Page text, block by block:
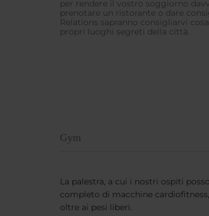
per rendere il vostro soggiorno
prenotare un ristorante o dare
Relations sapranno consigliarvi
propri luoghi segreti della città.
Gym
La palestra, a cui i nostri ospiti
completo di macchine
oltre ai pesi liberi.